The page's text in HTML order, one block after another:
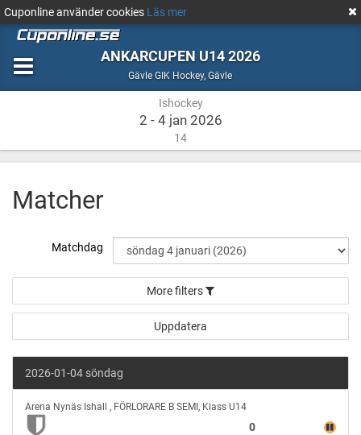
Cuponline använder cookies Läs mer
ANKARCUPEN U14 2026
Gävle GIK Hockey,Ishockey
GävleGävle
Ishockey
2 - 4 jan 2026
14
Matcher
Matchdag
More filters
2026-01-04 söndag
vs
Arena Nynäs Ishall , FÖRLORARE B SEMI, Klass U14
0